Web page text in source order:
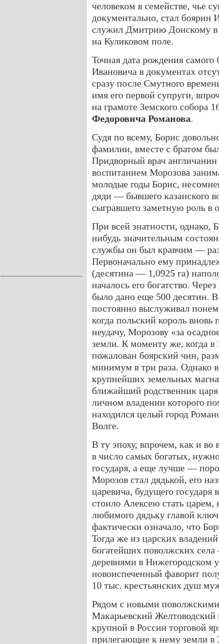
человеком в семействе, чье
документально, стал
служил Дмитрию Донскому в
на Куликовом поле.
Точная дата рождения
Ивановича в документах
сразу после Смутного
имя его первой супруги,
на грамоте Земского собора
Федоровича Романова.
Судя по всему, Борис
фамилии, вместе с братом
Придворный врач англичанин
воспитанием Морозова
молодые годы Борис,
дяди — бывшего казанского
сыгравшего заметную роль
При всей знатности, однако,
нибудь значительным
службы он был кравчим —
Первоначально ему
(десятина — 1,0925 га)
началось его богатство.
было дано еще 500 десятин.
постоянно выслуживал
когда польский король вновь
неудачу, Морозову «за
земли. К моменту же, когда в
пожалован боярский чин,
минимум в три раза. Однако
крупнейших земельных
ближайший родственник
личном владении которого
находился целый город
Волге.
В ту эпоху, впрочем, как и во
в число самых богатых,
государя, а еще лучше —
Морозов стал дядькой, его
царевича, будущего
стоило Алексею стать царем,
любимого дядьку главой
фактически означало, что
Тогда же из царских
богатейших поволжских
деревнями в Нижегородском
новоиспеченный фаворит
10 тыс. крестьянских душ
Рядом с новыми
Макарьевский
крупной в России торговой
прилегающие к нему земли в